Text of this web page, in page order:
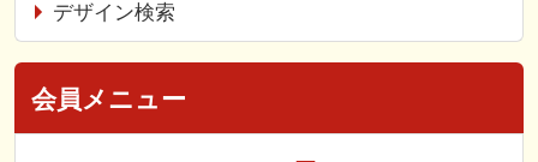
デザイン検索
会員メニュー